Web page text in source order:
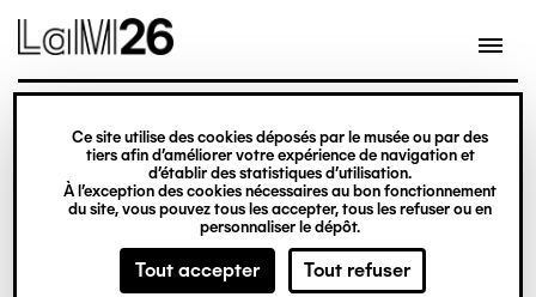
Gestion des cookies
Ce site utilise des cookies déposés par le musée ou par des
tiers afin d’améliorer votre expérience de navigation et
d’établir des statistiques d’utilisation.
À l’exception des cookies nécessaires au bon fonctionnement
du site, vous pouvez tous les accepter, tous les refuser ou en
personnaliser le dépôt.
Tout accepter Tout refuser
contenu